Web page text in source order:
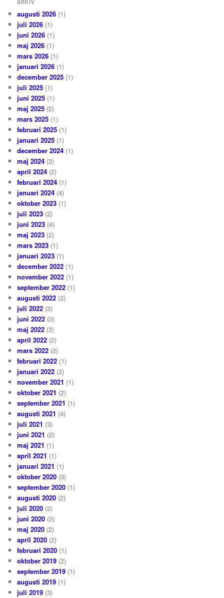
ARKIV
augusti 2026 (1)
juli 2026 (1)
juni 2026 (1)
maj 2026 (1)
mars 2026 (1)
januari 2026 (1)
december 2025 (1)
juli 2025 (1)
juni 2025 (1)
maj 2025 (2)
mars 2025 (1)
februari 2025 (1)
januari 2025 (1)
december 2024 (1)
maj 2024 (3)
april 2024 (2)
februari 2024 (1)
januari 2024 (4)
oktober 2023 (1)
juli 2023 (2)
juni 2023 (4)
maj 2023 (2)
mars 2023 (1)
januari 2023 (1)
december 2022 (1)
november 2022 (1)
september 2022 (1)
augusti 2022 (2)
juli 2022 (3)
juni 2022 (3)
maj 2022 (3)
april 2022 (2)
mars 2022 (2)
februari 2022 (1)
januari 2022 (2)
november 2021 (1)
oktober 2021 (2)
september 2021 (1)
augusti 2021 (4)
juli 2021 (3)
juni 2021 (2)
maj 2021 (1)
april 2021 (1)
januari 2021 (1)
oktober 2020 (3)
september 2020 (1)
augusti 2020 (2)
juli 2020 (2)
juni 2020 (2)
maj 2020 (2)
april 2020 (2)
februari 2020 (1)
oktober 2019 (2)
september 2019 (1)
augusti 2019 (1)
juli 2019 (3)